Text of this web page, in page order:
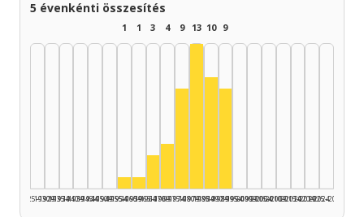
5 évenkénti összesítés
1925–1929
1930–1934
1935–1939
1940–1944
1945–1949
1950–1954
1
Színész, 1955–1959: 1
1955–1959
1
Színész, 1960–1964: 1
1960–1964
3
1965–1969
4
1970–1974
9
1975–1979
13
1980–1984
10
1985–1989
9
1990–1994
1995–1999
2000–2004
2005–2009
2010–2014
2015–2019
2020–2024
2025–2026